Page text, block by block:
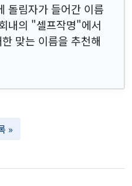
돌림자가 들어간 이름
내의 "셀프작명"에서
맞는 이름을 추천해
»